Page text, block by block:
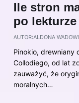
Ile stron
po
AUTOR:ALDONA
Pinokio, drewniany
Collodiego, od lat
zauważyć, że
moralnych…